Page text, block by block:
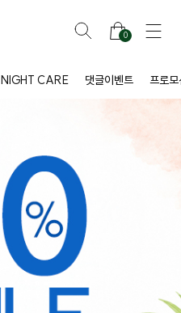
0
NIGHT CARE 댓글이벤트 프로모